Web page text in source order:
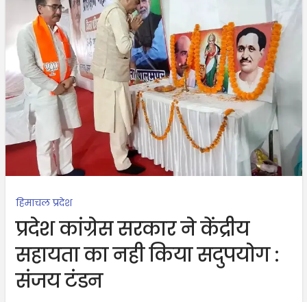
हिमाचल प्रदेश
प्रदेश कांग्रेस सरकार ने केंद्रीय
सहायता का नही किया सदुपयोग :
संजय टंडन